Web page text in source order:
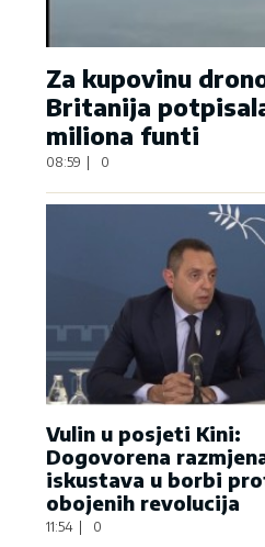
Za kupovinu
Britanija
miliona funti
08:59 | 0
Vulin u posjeti Kini:
Dogovorena
iskustava u borbi
obojenih revolucija
11:54 0